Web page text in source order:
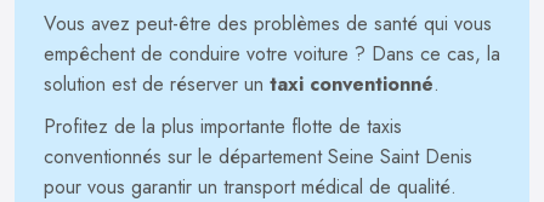
Vous avez peut-être des problèmes de santé qui vous
empêchent de conduire votre voiture ? Dans ce cas, la
solution est de réserver un taxi conventionné.
Profitez de la plus importante flotte de taxis
conventionnés sur le département Seine Saint Denis
pour vous garantir un transport médical de qualité.